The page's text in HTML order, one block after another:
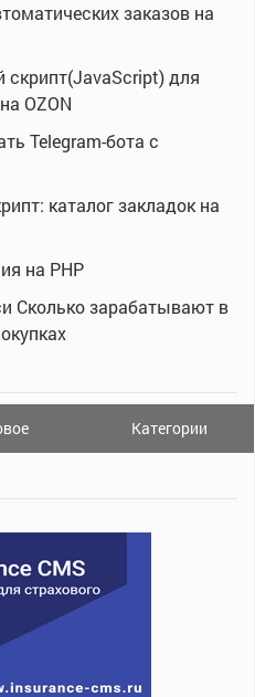
заказов на
скрипт(JavaScript) для
OZON
Telegram-бота с
каталог закладок на
на PHP
Сколько зарабатывают в
Категории